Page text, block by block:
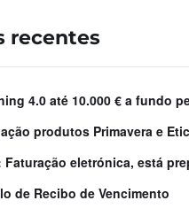
recentes
4.0 até 10.000 € a fundo
produtos Primavera e
eletrónica, está
de Recibo de Vencimento